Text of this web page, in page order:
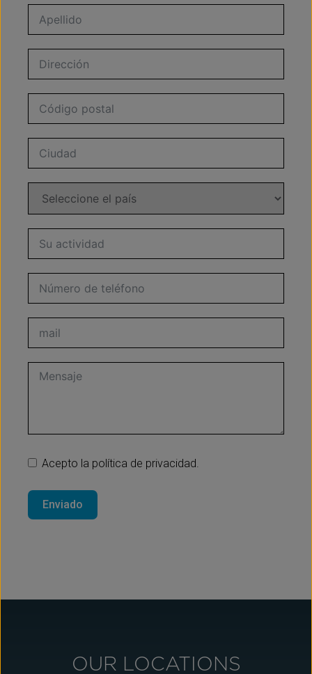
Acepto la política de privacidad.
Enviado
OUR LOCATIONS